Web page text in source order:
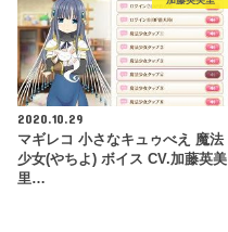
2020.10.29
マギレコ 小さなキュゥべえ 魔法
少女(やちよ) ボイス CV.加藤英美
里…